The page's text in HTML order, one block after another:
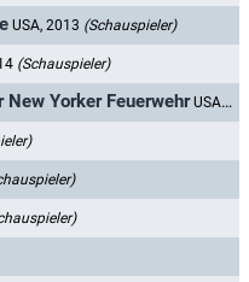
USA, 2013 (Schauspieler)
(Schauspieler)
Yorker Feuerwehr USA, 2014